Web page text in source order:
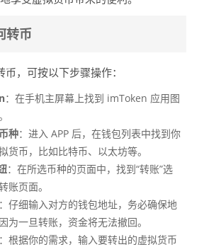
转币
，可按以下步骤操作：
：在手机主屏幕上找到 imToken 应用图
种：进入 APP 后，在钱包列表中找到你
货币，比如比特币、以太坊等。
：在所选币种的页面中，找到“转账”选
账页面。
：仔细输入对方的钱包地址，务必确保地
为一旦转账，资金将无法撤回。
：根据你的需求，输入要转出的虚拟货币